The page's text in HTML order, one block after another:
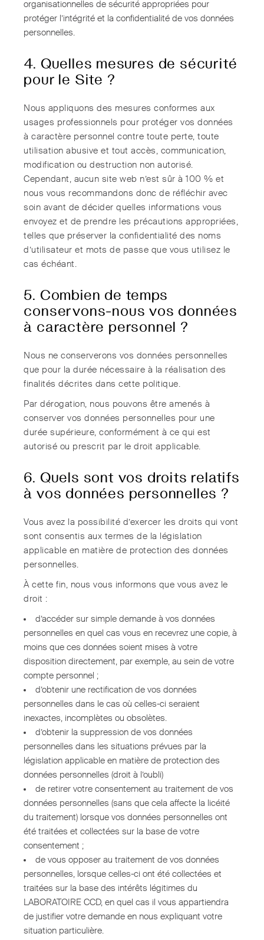
organisationnelles de sécurité appropriées pour
protéger l’intégrité et la confidentialité de vos données
personnelles.
4. Quelles mesures de sécurité
pour le Site ?
Nous appliquons des mesures conformes aux
usages professionnels pour protéger vos données
à caractère personnel contre toute perte, toute
utilisation abusive et tout accès, communication,
modification ou destruction non autorisé.
Cependant, aucun site web n’est sûr à 100 % et
nous vous recommandons donc de réfléchir avec
soin avant de décider quelles informations vous
envoyez et de prendre les précautions appropriées,
telles que préserver la confidentialité des noms
d’utilisateur et mots de passe que vous utilisez le
cas échéant.
5. Combien de temps
conservons-nous vos données
à caractère personnel ?
Nous ne conserverons vos données personnelles
que pour la durée nécessaire à la réalisation des
finalités décrites dans cette politique.
Par dérogation, nous pouvons être amenés à
conserver vos données personnelles pour une
durée supérieure, conformément à ce qui est
autorisé ou prescrit par le droit applicable.
6. Quels sont vos droits relatifs
à vos données personnelles ?
Vous avez la possibilité d’exercer les droits qui vont
sont consentis aux termes de la législation
applicable en matière de protection des données
personnelles.
À cette fin, nous vous informons que vous avez le
droit :
d’accéder sur simple demande à vos données
personnelles en quel cas vous en recevrez une copie, à
moins que ces données soient mises à votre
disposition directement, par exemple, au sein de votre
compte personnel ;
d’obtenir une rectification de vos données
personnelles dans le cas où celles-ci seraient
inexactes, incomplètes ou obsolètes.
d’obtenir la suppression de vos données
personnelles dans les situations prévues par la
législation applicable en matière de protection des
données personnelles (droit à l’oubli)
de retirer votre consentement au traitement de vos
données personnelles (sans que cela affecte la licéité
du traitement) lorsque vos données personnelles ont
été traitées et collectées sur la base de votre
consentement ;
de vous opposer au traitement de vos données
personnelles, lorsque celles-ci ont été collectées et
traitées sur la base des intérêts légitimes du
LABORATOIRE CCD, en quel cas il vous appartiendra
de justifier votre demande en nous expliquant votre
situation particulière.